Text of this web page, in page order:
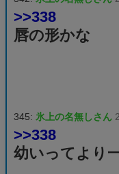
>>338
唇の形かな
345: 氷上の名無しさん
>>338
幼いってより